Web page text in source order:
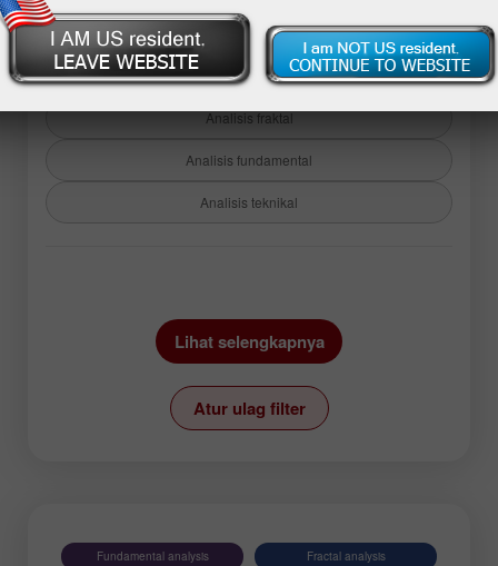
Kembali ke artikel
analisis
Analisis fraktal
Analisis fundamental
Analisis teknikal
EURUSD
GBPUSD
USDCHF
USDCAD
USDJPY
AUDUSD
EURGBP
Lihat selengkapnya
Atur ulag filter
Fundamental analysis Fractal analysis